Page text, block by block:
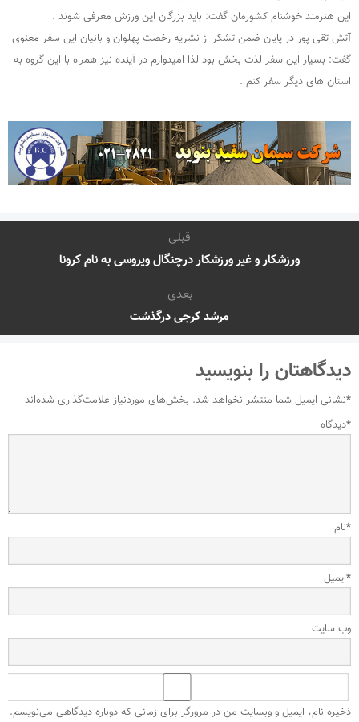
این هنرمند خوشنام کشورمان گفت: باید بزرگان این ورزش معرفی شوند .
آتش تقی پور در پایان ضمن تشکر از نشریه رخصت پهلوان و بانیان این سفر معنوی
گفت: بسیار این سفر لذت بخش بود لذا امیدوارم در آینده نیز همراه با این گروه به
استان های دیگر سفر کنم .
قبلی
ورزشکار و غیر ورزشکار درچنگال ویروسی به نام کرونا
بعدی
مرشد کرجی درگذشت
دیدگاهتان را بنویسید
نشانی ایمیل شما منتشر نخواهد شد. بخش‌های موردنیاز علامت‌گذاری شده‌اند
*
دیدگاه*
نام*
ایمیل*
وب‌ سایت
ذخیره نام، ایمیل و وبسایت من در مرورگر برای زمانی که دوباره دیدگاهی می‌نویسم.